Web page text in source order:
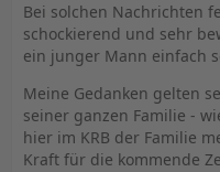
Bei solchen Nachrichten
schockierend und sehr
ein junger Mann einfach
Meine Gedanken gelten
seiner ganzen Familie -
hier im KRB der Familie
Kraft für die kommende